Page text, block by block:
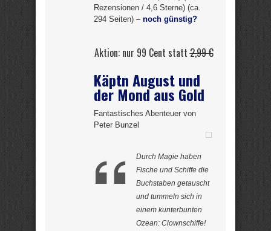
Rezensionen / 4,6 Sterne) (ca.
294 Seiten) – noch günstig?
Aktion: nur 99 Cent statt2,99 €
Käptn August und
der Mond aus Gold
Fantastisches Abenteuer von
Peter Bunzel
Durch Magie haben
Fische und Schiffe die
Buchstaben getauscht
und tummeln sich in
einem kunterbunten
Ozean: Clownschiffe!